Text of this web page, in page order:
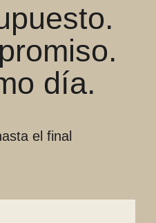
día.
el final